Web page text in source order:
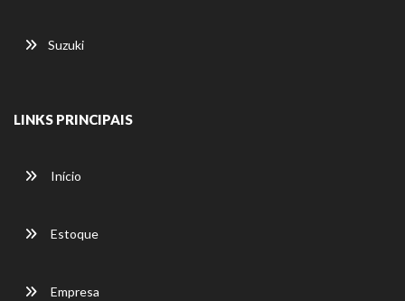
Suzuki
LINKS PRINCIPAIS
Início
Estoque
Empresa